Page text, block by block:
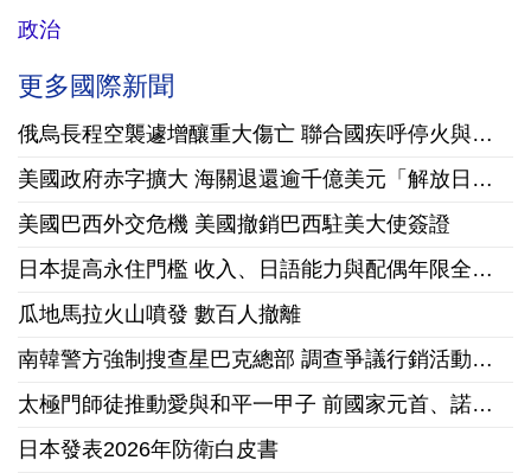
政治
更多國際新聞
俄烏長程空襲遽增釀重大傷亡 聯合國疾呼停火與國際急馳援
美國政府赤字擴大 海關退還逾千億美元「解放日」關稅
美國巴西外交危機 美國撤銷巴西駐美大使簽證
日本提高永住門檻 收入、日語能力與配偶年限全面收緊
瓜地馬拉火山噴發 數百人撤離
南韓警方強制搜查星巴克總部 調查爭議行銷活動「坦克日」
太極門師徒推動愛與和平一甲子 前國家元首、諾貝爾和平獎獲獎組織領袖來台祝賀
日本發表2026年防衛白皮書